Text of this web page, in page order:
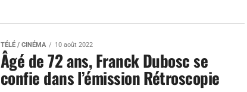
TÉLÉ / CINÉMA 10 août 2022
Âgé de 72 ans, Franck Dubosc se
confie dans l’émission Rétroscopie